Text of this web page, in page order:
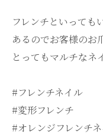
フレンチといっても
あるのでお客様のお
とってもマルチな
#フレンチネイル
#変形フレンチ
#オレンジフレンチ